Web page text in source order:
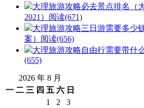
大理旅游攻略必去景点排名（
2021） 阅读(671)
大理旅游攻略三日游需要多少
案） 阅读(656)
大理旅游攻略自由行需要带什
(655)
2026 年 8 月
一 二 三 四 五 六 日
1
2
3